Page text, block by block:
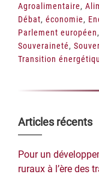
Agroalimentaire,
Débat, économie,
Parlement européen,
Souveraineté,
Transition
Barre
latérale
principale
Articles récents
Pour un
ruraux à l’ère des